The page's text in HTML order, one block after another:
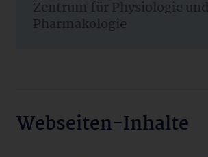
Zentrum für Physiologie und
Pharmakologie
Webseiten-Inhalte